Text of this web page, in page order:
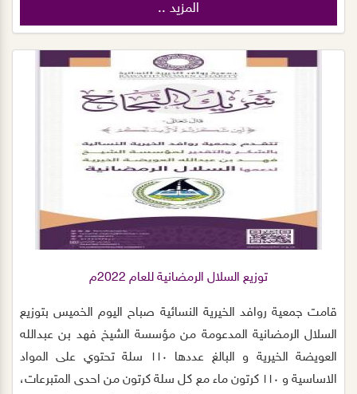
المزيد ..
توزيع السلال الرمضانية للعام 2022م
قامت جمعية روافد الخيرية النسائية‬⁩ صباح اليوم الخميس بتوزيع
السلال الرمضانية ‬⁩المدعومة من مؤسسة الشيخ فهد بن عبدالله
العويضة الخيرية و البالغ عددها ١١٠ سلة تحتوي على المواد
الاساسية و ١١٠ كرتون ماء مع كل سلة كرتون من احدى المتبرعات،